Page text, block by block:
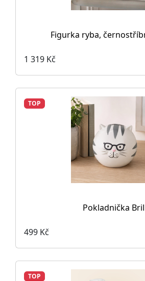
Figurka ryba,
1 319 Kč
TOP
Pokladnička
499 Kč
TOP